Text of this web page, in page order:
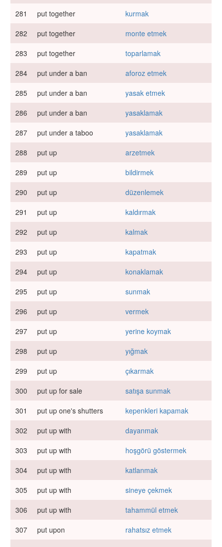
281
put together
kurmak
282
put together
monte etmek
283
put together
toparlamak
284
put under a ban
aforoz etmek
285
put under a ban
yasak etmek
286
put under a ban
yasaklamak
287
put under a taboo
yasaklamak
288
put up
arzetmek
289
put up
bildirmek
290
put up
düzenlemek
291
put up
kaldırmak
292
put up
kalmak
293
put up
kapatmak
294
put up
konaklamak
295
put up
sunmak
296
put up
vermek
297
put up
yerine koymak
298
put up
yığmak
299
put up
çıkarmak
300
put up for sale
satışa sunmak
301
put up one's shutters
kepenkleri kapamak
302
put up with
dayanmak
303
put up with
hoşgörü göstermek
304
put up with
katlanmak
305
put up with
sineye çekmek
306
put up with
tahammül etmek
307
put upon
rahatsız etmek